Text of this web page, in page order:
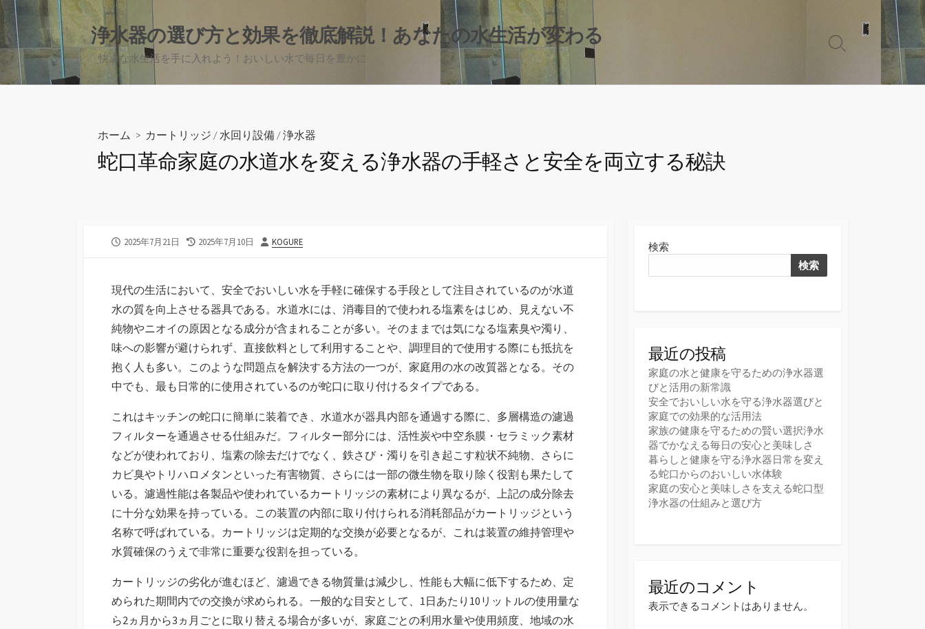
コ
テ
ン
ツ
浄水器の選び方と効果を徹底解説！あなたの水生活が変わる
快適な水生活を手に入れよう！おいしい水で毎日を豊かに
検
ホーム > カートリッジ / 水回り設備 /浄水器
蛇口革命家庭の水道水を変える浄水器の手軽さと安全を両立する秘訣
公
2025年7月21日
最
日
2025年7月10日
投
KOGURE
現代の生活において、安全でおいしい水を手軽に確保する手段として注目されているのが水道
水の質を向上させる器具である。 水道水には、消毒目的で使われる塩素をはじめ、見えない不
純物やニオイの原因となる成分が含まれることが多い。そのままでは気になる塩素臭や濁り、
味への影響が避けられず、直接飲料として利用することや、調理目的で使用する際にも抵抗を
抱く人も多い。このような問題点を解決する方法の一つが、家庭用の水の改質器となる。その
中でも、最も日常的に使用されているのが蛇口に取り付けるタイプである。
これはキッチンの蛇口に簡単に装着でき、水道水が器具内部を通過する際に、多層構造の濾過
フィルターを通過させる仕組みだ。フィルター部分には、活性炭や中空糸膜・セラミック素材
などが使われており、塩素の除去だけでなく、鉄さび・濁りを引き起こす粒状不純物、さらに
カビ臭やトリハロメタンといった有害物質、さらには一部の微生物を取り除く役割も果たして
いる。濾過性能は各製品や使われているカートリッジの素材により異なるが、上記の成分除去
に十分な効果を持っている。この装置の内部に取り付けられる消耗部品がカートリッジという
名称で呼ばれている。カートリッジは定期的な交換が必要となるが、これは装置の維持管理や
水質確保のうえで非常に重要な役割を担っている。
カートリッジの劣化が進むほど、濾過できる物質量は減少し、性能も大幅に低下するため、定
められた期間内での交換が求められる。一般的な目安として、1日あたり10リットルの使用量な
ら2ヵ月から3ヵ月ごとに取り替える場合が多いが、家庭ごとの利用水量や使用頻度、地域の水
検索
検索
最近の投稿
家庭の水と健康を守るための浄水器選
びと活用の新常識
安全でおいしい水を守る浄水器選びと
家庭での効果的な活用法
家族の健康を守るための賢い選択浄水
器でかなえる毎日の安心と美味しさ
暮らしと健康を守る浄水器日常を変え
る蛇口からのおいしい水体験
家庭の安心と美味しさを支える蛇口型
浄水器の仕組みと選び方
最近のコメント
表示できるコメントはありません。